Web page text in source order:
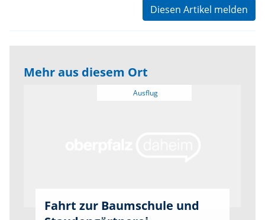
Diesen Artikel melden
Mehr aus diesem Ort
Ausflug
Fahrt zur Baumschule und